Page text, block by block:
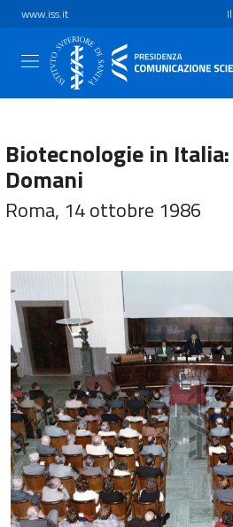
www.iss.it
Biotecnologie in
Domani
Roma, 14 ottobre 1986